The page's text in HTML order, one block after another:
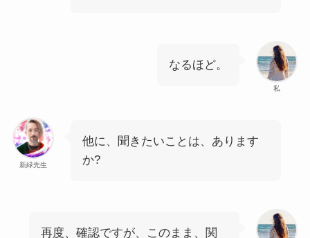
私
なるほど。
新緑先生
他に、聞きたいことは、あります
か?
再度、確認ですが、このまま、関